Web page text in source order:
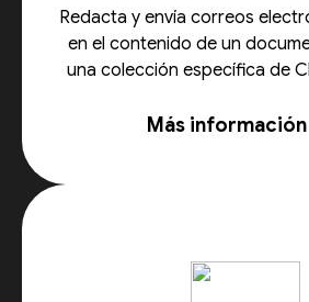
Redacta y envía correos
en el contenido de un
una colección específica de
Más información